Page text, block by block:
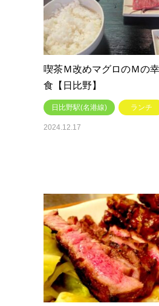
喫茶Ｍ改めマグロのＭの
食【日比野】
日比野駅(名港線) ランチ
2024.12.17